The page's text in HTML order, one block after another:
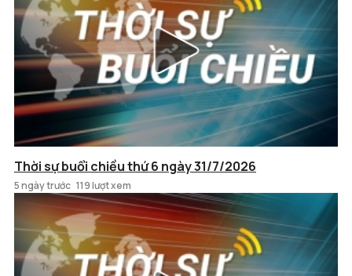
Thời sự buổi chiều thứ 6 ngày 31/7/2026
5 ngày trước 119 lượt xem